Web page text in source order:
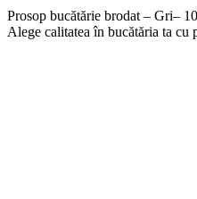
Prosop bucătărie brodat – Gri–
Alege calitatea în bucătăria ta cu